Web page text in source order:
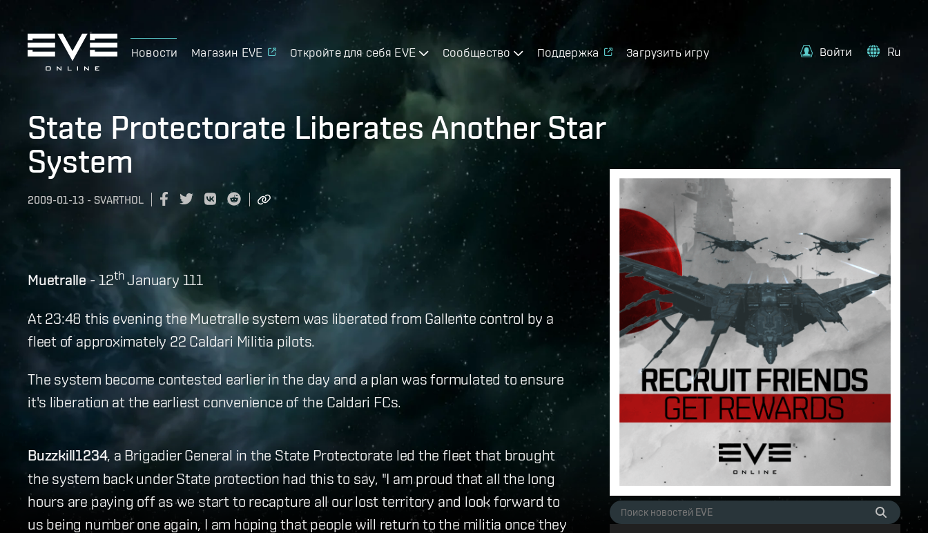
Новости Магазин EVE Откройте для себя EVE Сообщество Поддержка Загрузить игру Войти Ru
State Protectorate Liberates Another Star
System
2009-01-13 - SVARTHOL
Muetralle- 12thJanuary 111
At 23:48 this evening the Muetralle system was liberated from Gallente control by a
fleet of approximately 22 Caldari Militia pilots.
The system become contested earlier in the day and a plan was formulated to ensure
it's liberation at the earliest convenience of the Caldari FCs.
Buzzkill1234, a Brigadier General in the State Protectorate led the fleet that brought
the system back under State protection had this to say, "I am proud that all the long
hours are paying off as we start to recapture all our lost territory and look forward to
us being number one again, I am hoping that people will return to the militia once they